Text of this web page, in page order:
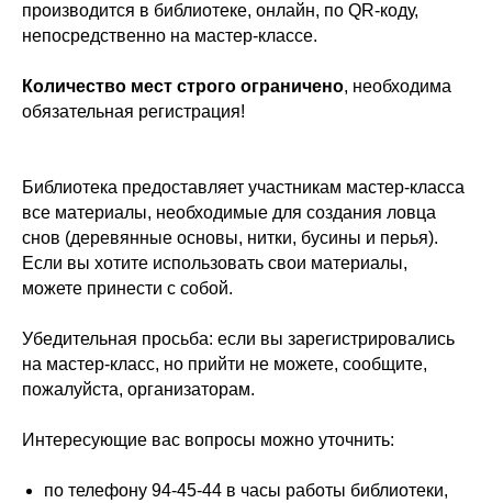
производится в библиотеке, онлайн, по QR-коду,
непосредственно на мастер-классе.
Количество мест строго ограничено, необходима
обязательная регистрация!
Библиотека предоставляет участникам мастер-класса
все материалы, необходимые для создания ловца
снов (деревянные основы, нитки, бусины и перья).
Если вы хотите использовать свои материалы,
можете принести с собой.
Убедительная просьба: если вы зарегистрировались
на мастер-класс, но прийти не можете, сообщите,
пожалуйста, организаторам.
Интересующие вас вопросы можно уточнить:
по телефону 94-45-44 в часы работы библиотеки,